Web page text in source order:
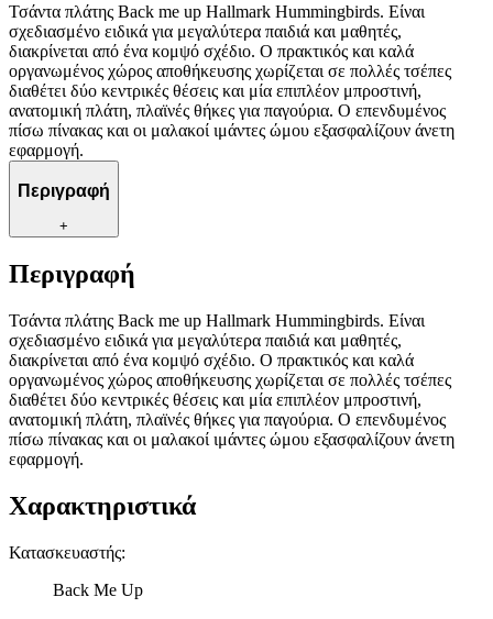
Τσάντα πλάτης Back me up Hallmark Hummingbirds. Είναι
σχεδιασμένο ειδικά για μεγαλύτερα παιδιά και μαθητές,
διακρίνεται από ένα κομψό σχέδιο. Ο πρακτικός και καλά
οργανωμένος χώρος αποθήκευσης χωρίζεται σε πολλές τσέπες
διαθέτει δύο κεντρικές θέσεις και μία επιπλέον μπροστινή,
ανατομική πλάτη, πλαϊνές θήκες για παγούρια. Ο επενδυμένος
πίσω πίνακας και οι μαλακοί ιμάντες ώμου εξασφαλίζουν άνετη
εφαρμογή.
Περιγραφή
+
Περιγραφή
Τσάντα πλάτης Back me up Hallmark Hummingbirds. Είναι
σχεδιασμένο ειδικά για μεγαλύτερα παιδιά και μαθητές,
διακρίνεται από ένα κομψό σχέδιο. Ο πρακτικός και καλά
οργανωμένος χώρος αποθήκευσης χωρίζεται σε πολλές τσέπες
διαθέτει δύο κεντρικές θέσεις και μία επιπλέον μπροστινή,
ανατομική πλάτη, πλαϊνές θήκες για παγούρια. Ο επενδυμένος
πίσω πίνακας και οι μαλακοί ιμάντες ώμου εξασφαλίζουν άνετη
εφαρμογή.
Χαρακτηριστικά
Κατασκευαστής:
Back Me Up